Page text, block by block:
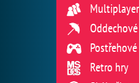
Retro hry